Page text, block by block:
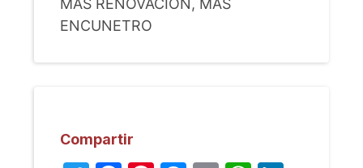
MÁS RENOVACIÓN, MÁS
ENCUNETRO
Compartir